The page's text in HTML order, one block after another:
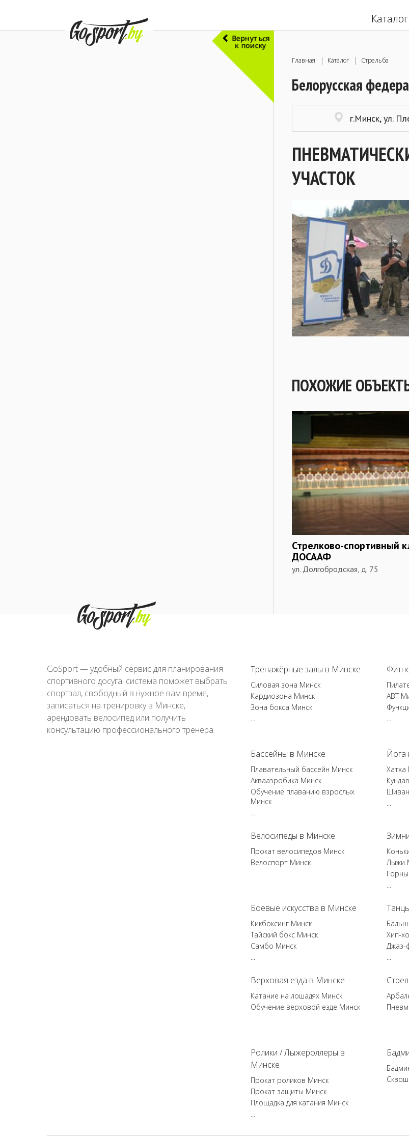
Каталог
Вернуться
к поиску
Главная Каталог Стрельба
Белорусская
г.Минск, ул.
УЧАСТОК
ПОХОЖИЕ
Стрелково-спортивный
ДОСААФ
ул. Долгобродская, д. 75
GoSport — удобный сервис для планирования
спортивного досуга: система поможет выбрать
спортзал, свободный в нужное вам время,
записаться на тренировку в Минске,
арендовать велосипед или получить
консультацию профессионального тренера.
Тренажёрные залы в Минске
Силовая зона Минск
Кардиозона Минск
Зона бокса Минск
...
ABT
...
Бассейны в Минске
Плавательный бассейн Минск
Аквааэробика Минск
Обучение плаванию взрослых
Минск
...
Йога
Хатха
...
Велосипеды в Минске
Прокат велосипедов Минск
Велоспорт Минск
Лыжи
...
Боевые искусства в Минске
Кикбоксинг Минск
Тайский бокс Минск
Самбо Минск
...
Хип-
Джаз-
...
Верховая езда в Минске
Катание на лошадях Минск
Обучение верховой езде Минск
Ролики / Лыжероллеры в
Минске
Прокат роликов Минск
Прокат защиты Минск
Площадка для катания Минск
...